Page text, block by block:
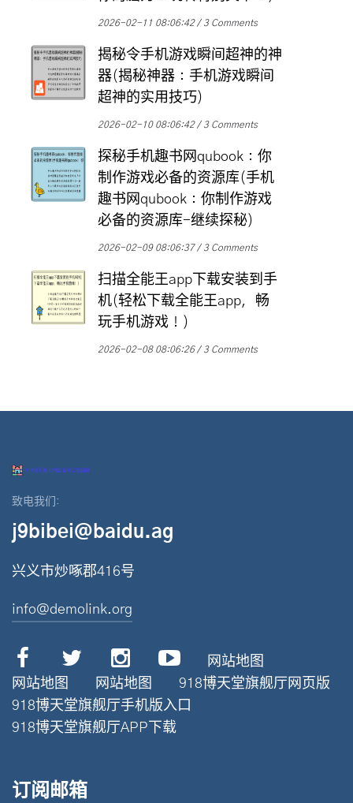
2026-02-11 08:06:42 3 Comments
揭秘令手机游戏瞬间超神的神
器(揭秘神器：手机游戏瞬间
超神的实用技巧)
2026-02-10 08:06:42 3 Comments
探秘手机趣书网qubook：你
制作游戏必备的资源库(手机
趣书网qubook：你制作游戏
必备的资源库-继续探秘)
2026-02-09 08:06:37 3 Comments
扫描全能王app下载安装到手
机(轻松下载全能王app，畅
玩手机游戏！)
2026-02-08 08:06:26 3 Comments
致电我们:
j9bibei@baidu.ag
兴义市炒啄郡416号
info@demolink.org
网站地图
网站地图
网站地图
918博天堂旗舰厅网页版
918博天堂旗舰厅手机版入口
918博天堂旗舰厅APP下载
订阅邮箱